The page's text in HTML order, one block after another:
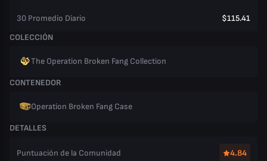
30 Promedio Diario
$115.41
COLECCIÓN
The Operation Broken Fang Collection
CONTENEDOR
Operation Broken Fang Case
DETALLES
Puntuación de la Comunidad 4.84